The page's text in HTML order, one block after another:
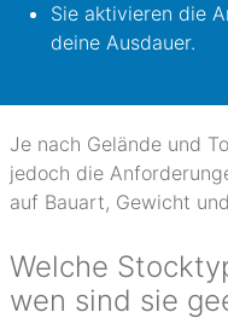
Sie aktivieren die
deine Ausdauer.
Je nach Gelände und
jedoch die
auf Bauart, Gewicht
Welche
wen sind sie